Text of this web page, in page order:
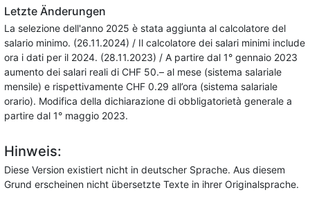
Letzte Änderungen
La selezione dell'anno 2025 è stata aggiunta al calcolatore del
salario minimo. (26.11.2024) / Il calcolatore dei salari minimi include
ora i dati per il 2024. (28.11.2023) / A partire dal 1° gennaio 2023
aumento dei salari reali di CHF 50.– al mese (sistema salariale
mensile) e rispettivamente CHF 0.29 all’ora (sistema salariale
orario). Modifica della dichiarazione di obbligatorietà generale a
partire dal 1° maggio 2023.
Hinweis:
Diese Version existiert nicht in deutscher Sprache. Aus diesem
Grund erscheinen nicht übersetzte Texte in ihrer Originalsprache.